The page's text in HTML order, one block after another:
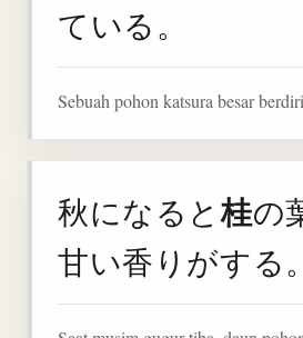
ている。
Sebuah pohon katsura besar
秋になると桂の
甘い香りがする。